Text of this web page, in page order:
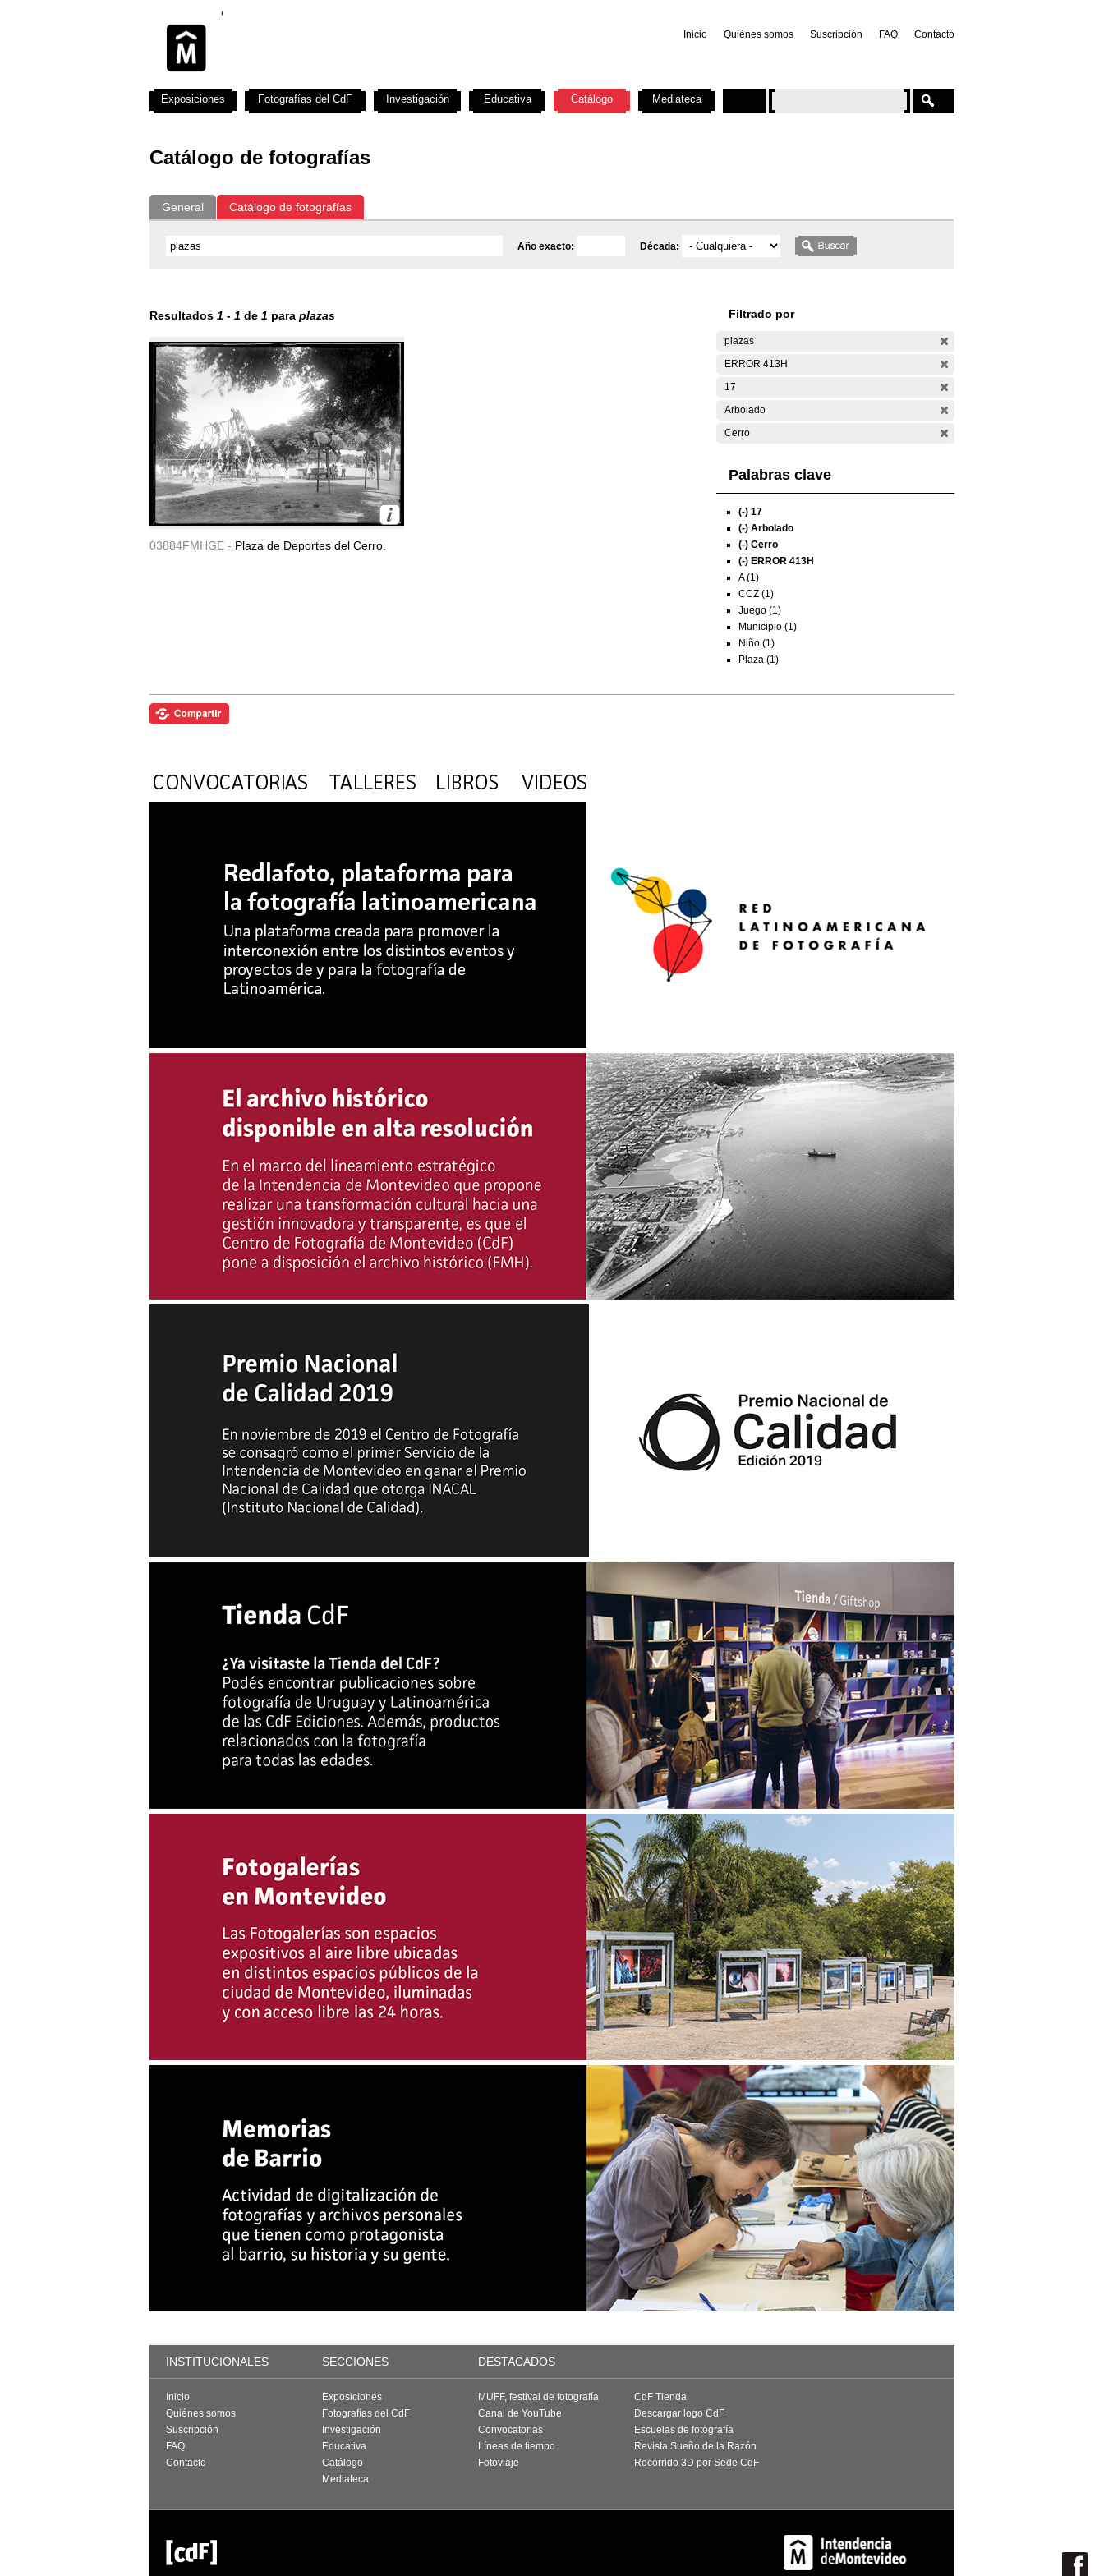
Inicio Quiénes somos Suscripción FAQ Contacto
Catálogo de fotografías
General Catálogo de fotografías
Año exacto: Década:
Resultados 1 - 1 de 1 para plazas
03884FMHGE - Plaza de Deportes del Cerro.
Filtrado por
plazas
ERROR 413H
17
Arbolado
Cerro
Palabras clave
(-) 17
(-) Arbolado
(-) Cerro
(-) ERROR 413H
A (1)
CCZ (1)
Juego (1)
Municipio (1)
Niño (1)
Plaza (1)
Exposiciones Fotografías del CdF Investigación Educativa Catálogo Mediateca
INSTITUCIONALES SECCIONES DESTACADOS
Inicio
Quiénes somos
Suscripción
FAQ
Contacto
Exposiciones
Fotografías del CdF
Investigación
Educativa
Catálogo
Mediateca
MUFF, festival de fotografía
Canal de YouTube
Convocatorias
Líneas de tiempo
Fotoviaje
CdF Tienda
Descargar logo CdF
Escuelas de fotografía
Revista Sueño de la Razón
Recorrido 3D por Sede CdF